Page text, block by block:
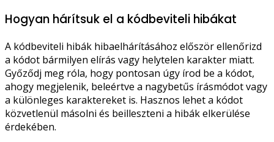
Hogyan hárítsuk el a kódbeviteli hibákat
A kódbeviteli hibák hibaelhárításához először ellenőrizd
a kódot bármilyen elírás vagy helytelen karakter miatt.
Győződj meg róla, hogy pontosan úgy írod be a kódot,
ahogy megjelenik, beleértve a nagybetűs írásmódot vagy
a különleges karaktereket is. Hasznos lehet a kódot
közvetlenül másolni és beilleszteni a hibák elkerülése
érdekében.